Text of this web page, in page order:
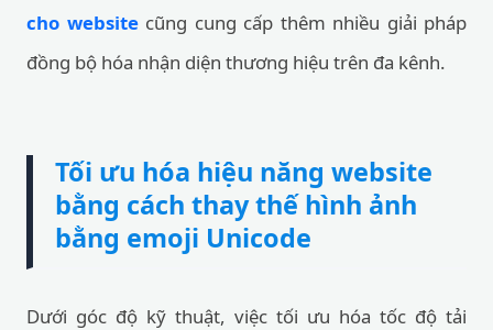
cho websitecũng cung cấp thêm nhiều giải pháp
đồng bộ hóa nhận diện thương hiệu trên đa kênh.
Tối ưu hóa hiệu năng website
bằng cách thay thế hình ảnh
bằng emoji Unicode
Dưới góc độ kỹ thuật, việc tối ưu hóa tốc độ tải